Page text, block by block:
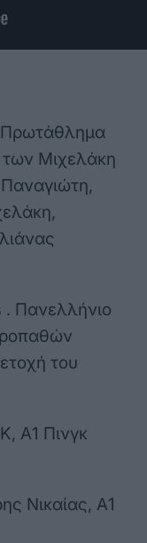
Πρωτάθλημα
Μιχελάκη
. Πανελλήνιο
του
Α1 Πινγκ
Νικαίας, Α1